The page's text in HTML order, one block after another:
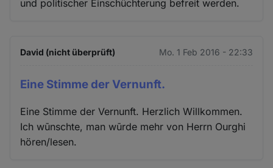
und politischer Einschüchterung befreit werden.
David (nicht überprüft) Mo. 1 Feb 2016 - 22:33
Eine Stimme der Vernunft.
Eine Stimme der Vernunft. Herzlich Willkommen.
Ich wūnschte, man wūrde mehr von Herrn Ourghi
hören/lesen.